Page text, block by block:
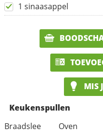
1 sinaasappel
MIS
Keukenspullen
Braadslee
Oven